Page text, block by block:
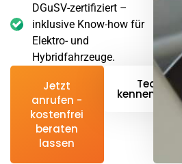
DGuSV-zertifiziert –
inklusive Know-how für
Elektro- und
Hybridfahrzeuge.
Jetzt
anrufen -
kostenfrei
beraten
lassen
Team
kennenlernen